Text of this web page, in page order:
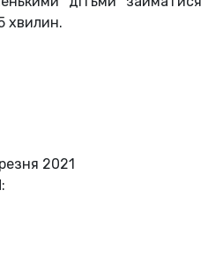
хвилин.
2021